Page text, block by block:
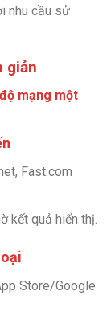
nhu cầu sử
giản
mạng một
Fast.com
kết quả hiển thị.
Store/Google